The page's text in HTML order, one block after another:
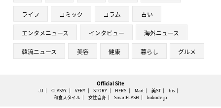
ライフ コミック コラム 占い
エンタメニュース インタビュー 海外ニュース
韓流ニュース 美容 健康 暮らし グルメ
Official Site
JJ CLASSY. VERY STORY HERS Mart 美ST
bis
和食スタイル
女性自身 SmartFLASH kokode.jp